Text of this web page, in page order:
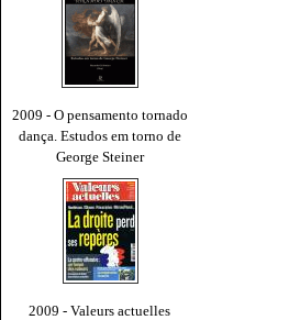
2009 - O pensamento tornado
dança. Estudos em torno de
George Steiner
2009 - Valeurs actuelles